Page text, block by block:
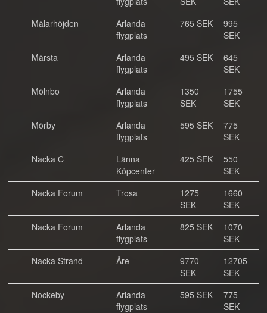
Mälarhöjden
Arlanda
flygplats
765 SEK
995
SEK
Märsta
Arlanda
flygplats
495 SEK
645
SEK
Mölnbo
Arlanda
flygplats
1350
SEK
1755
SEK
Mörby
Arlanda
flygplats
595 SEK
775
SEK
Nacka C
Länna
Köpcenter
425 SEK
550
SEK
Nacka Forum
Trosa
1275
SEK
1660
SEK
Nacka Forum
Arlanda
flygplats
825 SEK
1070
SEK
Nacka Strand
Åre
9770
SEK
12705
SEK
Nockeby
Arlanda
flygplats
595 SEK
775
SEK